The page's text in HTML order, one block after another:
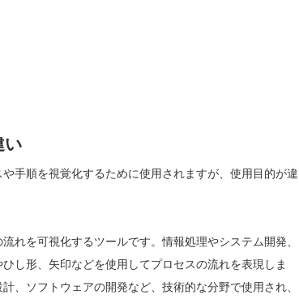
い
手順を視覚化するために使用されますが、使用目的が違
れを可視化するツールです。情報処理やシステム開発、
し形、矢印などを使用してプロセスの流れを表現しま
、ソフトウェアの開発など、技術的な分野で使用され、